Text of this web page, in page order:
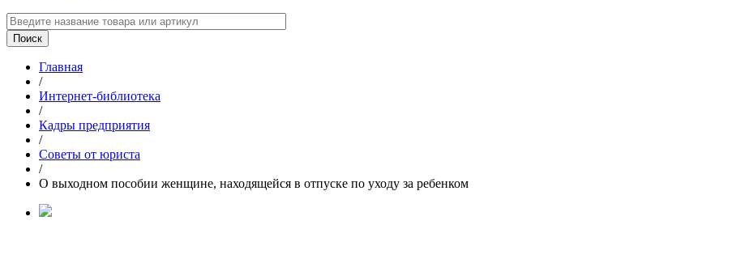
Главная
/
Интернет-библиотека
/
Кадры предприятия
/
Советы от юриста
/
О выходном пособии женщине, находящейся в отпуске по уходу за ребенком